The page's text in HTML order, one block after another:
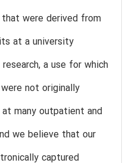
were derived from
at a university
a use for which
not originally
many outpatient and
we believe that our
captured